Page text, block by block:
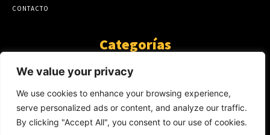
We value your privacy
We use cookies to enhance your browsing experience,
serve personalized ads or content, and analyze our traffic.
By clicking "Accept All", you consent to our use of cookies.
CONTACTO
Categorías
ARTÍCULOS
GUANTE DE SEDA
AL CALOR DE LA PALABRA
Y YO QUE SÉ
423
NOTICIAS
234